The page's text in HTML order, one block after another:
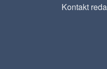
Kontakt